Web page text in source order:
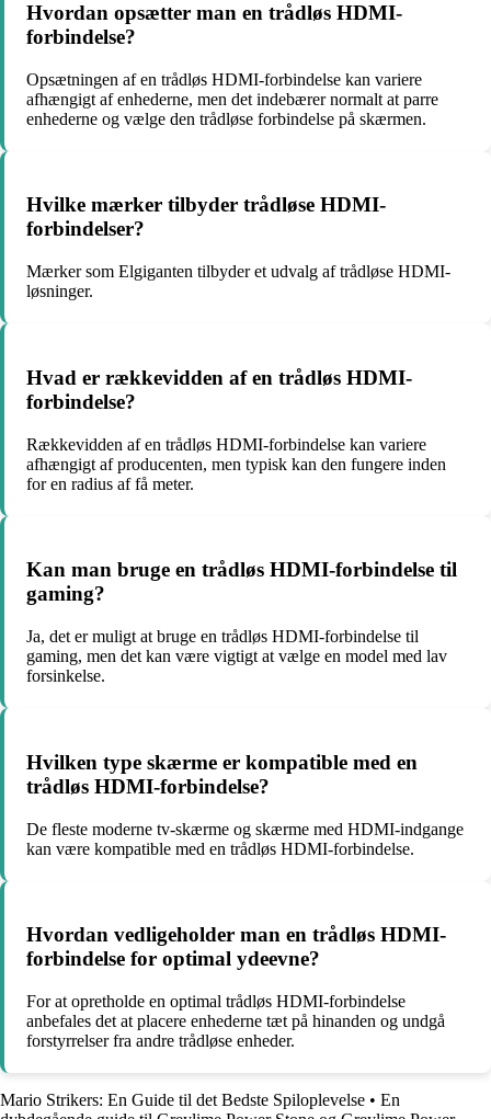
Hvordan opsætter man en trådløs HDMI-
forbindelse?
Opsætningen af en trådløs HDMI-forbindelse kan variere
afhængigt af enhederne, men det indebærer normalt at parre
enhederne og vælge den trådløse forbindelse på skærmen.
Hvilke mærker tilbyder trådløse HDMI-
forbindelser?
Mærker som Elgiganten tilbyder et udvalg af trådløse HDMI-
løsninger.
Hvad er rækkevidden af en trådløs HDMI-
forbindelse?
Rækkevidden af en trådløs HDMI-forbindelse kan variere
afhængigt af producenten, men typisk kan den fungere inden
for en radius af få meter.
Kan man bruge en trådløs HDMI-forbindelse til
gaming?
Ja, det er muligt at bruge en trådløs HDMI-forbindelse til
gaming, men det kan være vigtigt at vælge en model med lav
forsinkelse.
Hvilken type skærme er kompatible med en
trådløs HDMI-forbindelse?
De fleste moderne tv-skærme og skærme med HDMI-indgange
kan være kompatible med en trådløs HDMI-forbindelse.
Hvordan vedligeholder man en trådløs HDMI-
forbindelse for optimal ydeevne?
For at opretholde en optimal trådløs HDMI-forbindelse
anbefales det at placere enhederne tæt på hinanden og undgå
forstyrrelser fra andre trådløse enheder.
Mario Strikers: En Guide til det Bedste Spiloplevelse • En